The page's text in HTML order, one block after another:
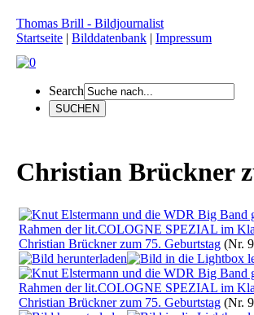
Thomas Brill - Bildjournalist
Startseite | Bilddatenbank | Impressum
Search
Christian Brückner
Christian Brückner zum 75. Geburtstag (Nr.
Christian Brückner zum 75. Geburtstag (Nr.